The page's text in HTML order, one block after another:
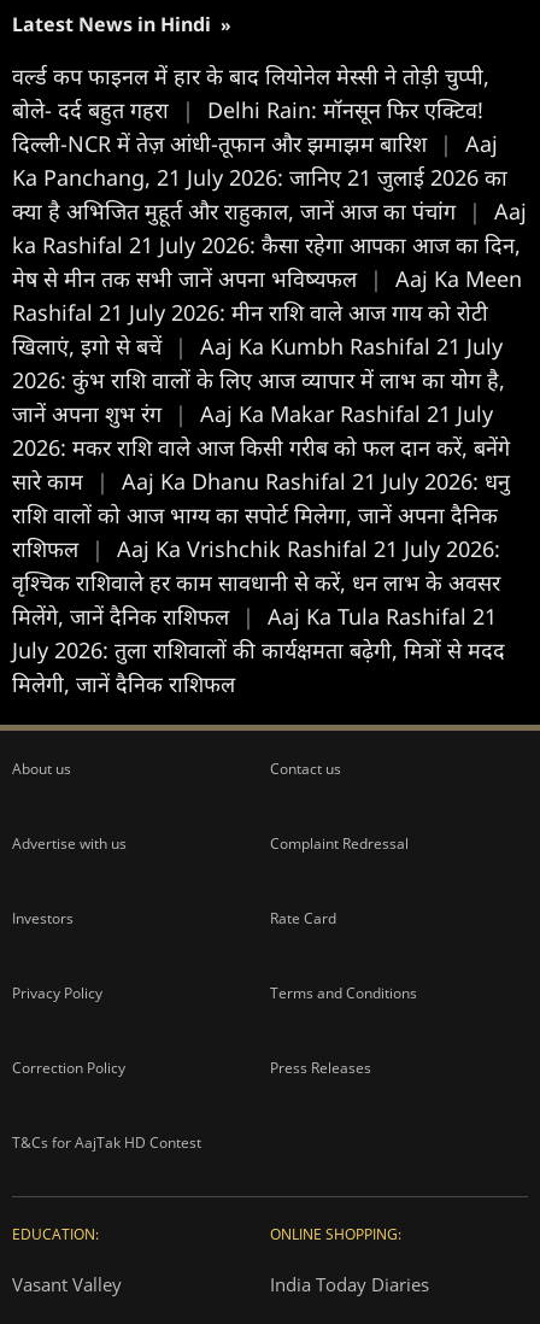
Latest News in Hindi »
वर्ल्ड कप फाइनल में हार के बाद लियोनेल मेस्सी ने तोड़ी चुप्पी,
बोले- दर्द बहुत गहरा
|
Delhi Rain: मॉनसून फिर एक्टिव!
दिल्ली-NCR में तेज़ आंधी-तूफान और झमाझम बारिश |
Aaj
Ka Panchang, 21 July 2026: जानिए 21 जुलाई 2026 का
क्या है अभिजित मुहूर्त और राहुकाल, जानें आज का पंचांग |
Aaj
ka Rashifal 21 July 2026: कैसा रहेगा आपका आज का द‍िन,
मेष से मीन तक सभी जानें अपना भविष्यफल |
Aaj Ka Meen
Rashifal 21 July 2026: मीन राशि वाले आज गाय को रोटी
खिलाएं, इगो से बचें |
Aaj Ka Kumbh Rashifal 21 July
2026: कुंभ राशि वालों के लिए आज व्यापार में लाभ का योग है,
जानें अपना शुभ रंग |
Aaj Ka Makar Rashifal 21 July
2026: मकर राशि वाले आज किसी गरीब को फल दान करें, बनेंगे
सारे काम
|
Aaj Ka Dhanu Rashifal 21 July 2026: धनु
राशि वालों को आज भाग्य का सपोर्ट मिलेगा, जानें अपना दैनिक
राशिफल |
Aaj Ka Vrishchik Rashifal 21 July 2026:
वृश्चिक राशिवाले हर काम सावधानी से करें, धन लाभ के अवसर
मिलेंगे, जानें दैनिक राशिफल |
Aaj Ka Tula Rashifal 21
July 2026: तुला राशिवालों की कार्यक्षमता बढ़ेगी, मित्रों से मदद
मिलेगी, जानें दैनिक राशिफल
About us Contact us
Advertise with us Complaint Redressal
Investors Rate Card
Privacy Policy Terms and Conditions
Correction Policy Press Releases
T&Cs for AajTak HD Contest
EDUCATION:
Vasant Valley
ONLINE SHOPPING:
India Today Diaries